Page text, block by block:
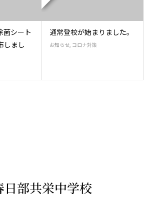
菌シート
しまし
通常登校が始まりました。
お知らせ コロナ対策
日部共栄中学校